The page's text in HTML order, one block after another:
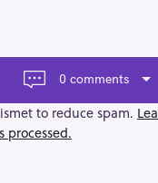
0 comments
to reduce spam.
processed.